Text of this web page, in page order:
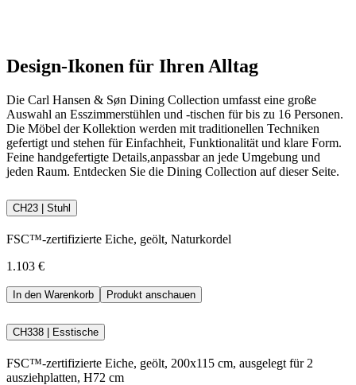
Design-Ikonen für Ihren Alltag
Die Carl Hansen & Søn Dining Collection umfasst eine große
Auswahl an Esszimmerstühlen und -tischen für bis zu 16 Personen.
Die Möbel der Kollektion werden mit traditionellen Techniken
gefertigt und stehen für Einfachheit, Funktionalität und klare Form.
Feine handgefertigte Details,anpassbar an jede Umgebung und
jeden Raum. Entdecken Sie die Dining Collection auf dieser Seite.
CH23 | Stuhl
FSC™-zertifizierte Eiche, geölt, Naturkordel
1.103 €
In den Warenkorb Produkt anschauen
CH338 | Esstische
FSC™-zertifizierte Eiche, geölt, 200x115 cm, ausgelegt für 2
ausziehplatten, H72 cm